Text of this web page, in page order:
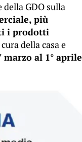
GDO sulla
più
i prodotti
della casa e
al 1° aprile